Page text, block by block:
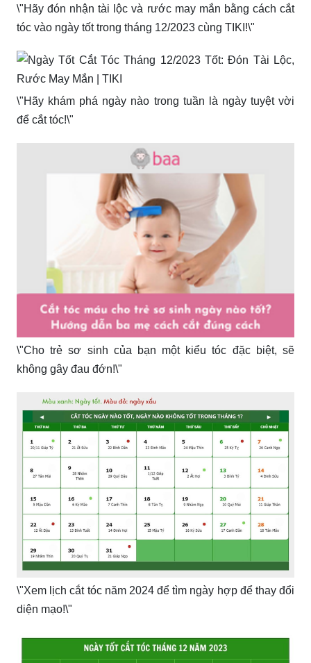
\"Hãy đón nhận tài lộc và rước may mắn bằng cách cắt
tóc vào ngày tốt trong tháng 12/2023 cùng TIKI!\"
\"Hãy khám phá ngày nào trong tuần là ngày tuyệt vời
để cắt tóc!\"
\"Cho trẻ sơ sinh của bạn một kiểu tóc đặc biệt, sẽ
không gây đau đớn!\"
\"Xem lịch cắt tóc năm 2024 để tìm ngày hợp để thay đổi
diện mạo!\"